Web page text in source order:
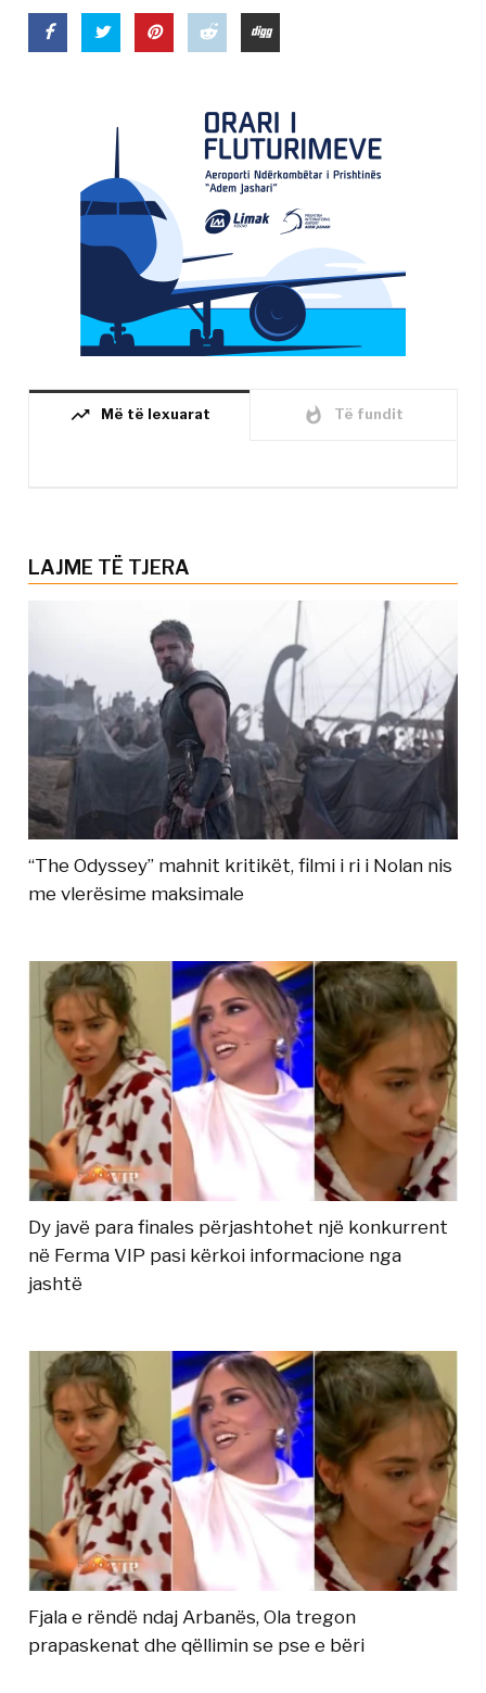
trending_up Më të lexuarat whatshot Të fundit
LAJME TË TJERA
“The Odyssey” mahnit kritikët, filmi i ri i Nolan nis
me vlerësime maksimale
Dy javë para finales përjashtohet një konkurrent
në Ferma VIP pasi kërkoi informacione nga
jashtë
Fjala e rëndë ndaj Arbanës, Ola tregon
prapaskenat dhe qëllimin se pse e bëri